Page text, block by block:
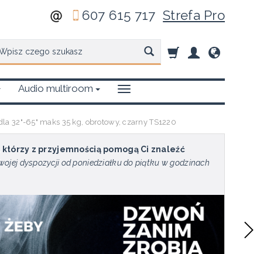
607 615 717Strefa Pro
Audio multiroom
32"-65" maks 35 kg, obrotowy, czarny TS1220
z przyjemnością pomogą Ci znaleźć
dyspozycji od poniedziałku do piątku w godzinach